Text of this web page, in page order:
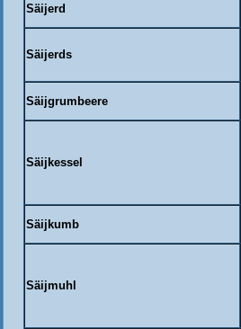
Säijerd
Säijerds
Säijgrumbeere
Säijkessel
Säijkumb
Säijmuhl